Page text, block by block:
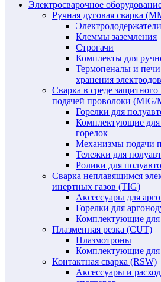
Электросварочное
Ручная дуговая сварка
Электрододержатели
Клеммы заземления
Строгачи
Комплекты для
Термопеналы и
хранения электродов
Сварка в среде защитного
подачей проволоки (MIG/
Горелки для
Комплектующие для
горелок
Механизмы подачи
Тележки для
Ролики для
Сварка неплавящимся
инертных газов (TIG)
Аксессуары для
Горелки для
Комплектующие для
Плазменная резка (CUT)
Плазмотроны
Комплектующие для
Контактная сварка (RSW)
Аксессуары и